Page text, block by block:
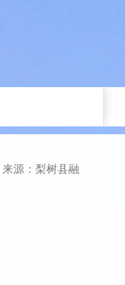
来源：梨树县融